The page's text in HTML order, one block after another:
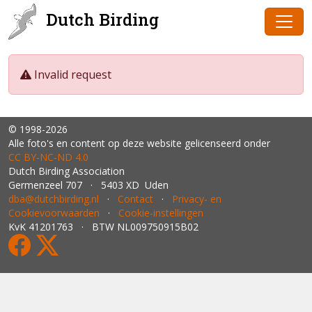
Dutch Birding
Invalid request
© 1998-2026
Alle foto's en content op deze website gelicenseerd onder
CC BY‑NC‑ND 4.0
Dutch Birding Association
Germenzeel 707 · 5403 XD Uden
dba@dutchbirding.nl · Contact · Privacy- en
Cookievoorwaarden · Cookie-instellingen
KvK 41201763 · BTW NL009750915B02